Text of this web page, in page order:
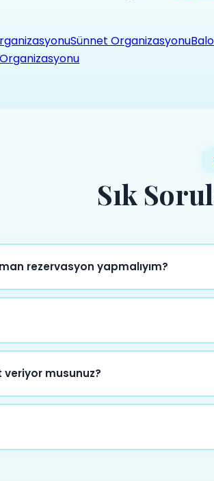
Sünnet Organizasyonu
Sık
rezervasyon yapmalıyım?
yapmanızı öneririz. Hafta sonu ve
söküm hizmeti dahildir. Ekibimiz
musunuz?
veriyoruz. Anadolu ve Avrupa